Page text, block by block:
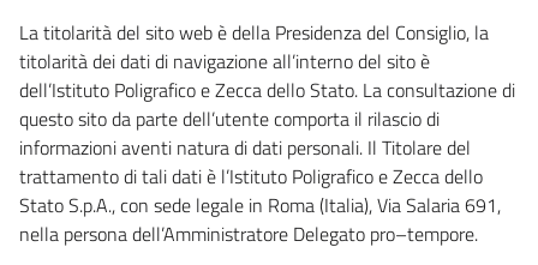
La titolarità del sito web è della Presidenza del Consiglio, la
titolarità dei dati di navigazione all’interno del sito è
dell’Istituto Poligrafico e Zecca dello Stato. La consultazione di
questo sito da parte dell’utente comporta il rilascio di
informazioni aventi natura di dati personali. Il Titolare del
trattamento di tali dati è l’Istituto Poligrafico e Zecca dello
Stato S.p.A., con sede legale in Roma (Italia), Via Salaria 691,
nella persona dell’Amministratore Delegato pro–tempore.